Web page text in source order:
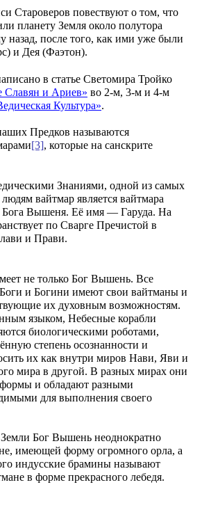
Староверов повествуют о том, что
планету Земля около полутора
назад, после того, как ими уже были
и Дея (Фаэтон).
в статье Светомира Тройко
Славян и Ариев» во 2-м, 3-м и 4-м
Культура».
Предков называются
[3], которые на санскрите
Знаниями, одной из самых
вайтмар является вайтмара
Вышеня. Её имя — Гаруда. На
по Сварге Пречистой в
и Прави.
не только Бог Вышень. Все
и Богини имеют свои вайтманы и
их духовным возможностям.
языком, Небесные корабли
биологическими роботами,
степень осознанности и
их как внутри миров Нави, Яви и
мира в другой. В разных мирах они
и обладают разными
для выполнения своего
Бог Вышень неоднократно
имеющей форму огромного орла, а
индусские брамины называют
в форме прекрасного лебедя.